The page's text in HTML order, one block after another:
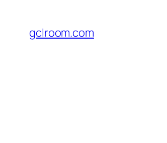
content
gclroom.com